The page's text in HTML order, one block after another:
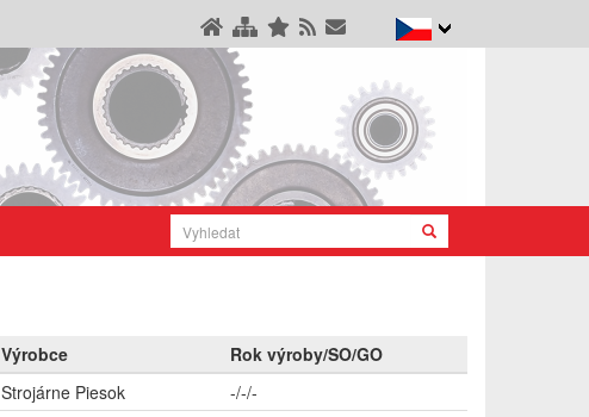
Výrobce
Rok výroby/SO/GO
Strojárne Piesok
-/-/-